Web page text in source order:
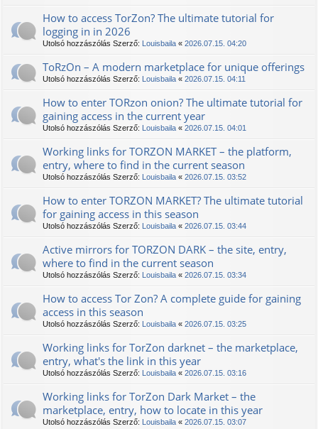
How to access TorZon? The ultimate tutorial for
logging in in 2026
Utolsó hozzászólás Szerző: Louisbaila « 2026.07.15. 04:20
TоRzOn – A modern marketplace for unique offerings
Utolsó hozzászólás Szerző: Louisbaila « 2026.07.15. 04:11
How to enter TORzon onion? The ultimate tutorial for
gaining access in the current year
Utolsó hozzászólás Szerző: Louisbaila « 2026.07.15. 04:01
Working links for TORZON MARKET – the platform,
entry, where to find in the current season
Utolsó hozzászólás Szerző: Louisbaila « 2026.07.15. 03:52
How to enter TORZON MARKET? The ultimate tutorial
for gaining access in this season
Utolsó hozzászólás Szerző: Louisbaila « 2026.07.15. 03:44
Active mirrors for TORZON DARK – the site, entry,
where to find in the current season
Utolsó hozzászólás Szerző: Louisbaila « 2026.07.15. 03:34
How to access Tor Zon? A complete guide for gaining
access in this season
Utolsó hozzászólás Szerző: Louisbaila « 2026.07.15. 03:25
Working links for TorZon darknet – the marketplace,
entry, what's the link in this year
Utolsó hozzászólás Szerző: Louisbaila « 2026.07.15. 03:16
Working links for TorZon Dark Market – the
marketplace, entry, how to locate in this year
Utolsó hozzászólás Szerző: Louisbaila « 2026.07.15. 03:07